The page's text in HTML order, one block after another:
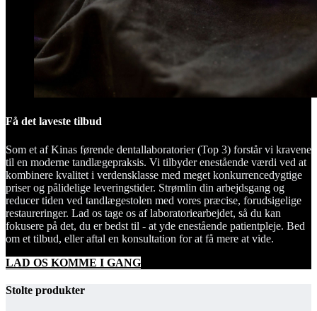
Få det laveste tilbud
Som et af Kinas førende dentallaboratorier (Top 3) forstår vi kravene
til en moderne tandlægepraksis. Vi tilbyder enestående værdi ved at
kombinere kvalitet i verdensklasse med meget konkurrencedygtige
priser og pålidelige leveringstider. Strømlin din arbejdsgang og
reducer tiden ved tandlægestolen med vores præcise, forudsigelige
restaureringer. Lad os tage os af laboratoriearbejdet, så du kan
fokusere på det, du er bedst til - at yde enestående patientpleje. Bed
om et tilbud, eller aftal en konsultation for at få mere at vide.
LAD OS KOMME I GANG
Stolte produkter